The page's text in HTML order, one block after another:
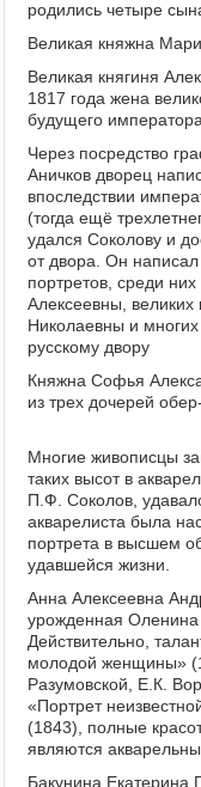
родились четыре
Великая княжна
Великая княгиня
1817 года жена
будущего
Через посредство
Аничков дворец
впоследствии
(тогда ещё
удался Соколову и
от двора. Он написал
портретов, среди
Алексеевны ,
Николаевны и
русскому двору
Княжна Софья
из трех дочерей
Многие живописцы
таких высот в
П.Ф. Соколов,
акварелиста была
портрета в высшем
удавшейся жизни.
Анна Алексеевна
урожденная
Действительно,
молодой женщины»
Разумовской, Е.К.
«Портрет
(1843), полные
являются
Бакунина Екатерина